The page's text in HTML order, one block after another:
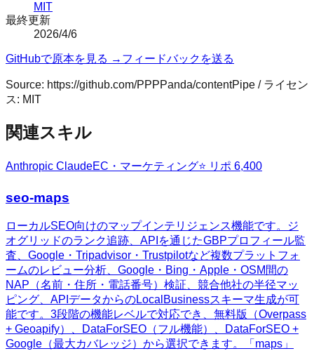
MIT
最終更新
2026/4/6
GitHubで原本を見る → フィードバックを送る
Source: https://github.com/PPPPanda/contentPipe / ライセン
ス: MIT
関連スキル
Anthropic ClaudeEC・マーケティング⭐ リポ 6,400
seo-maps
ローカルSEO向けのマップインテリジェンス機能です。ジ
オグリッドのランク追跡、APIを通じたGBPプロフィール監
査、Google・Tripadvisor・Trustpilotなど複数プラットフォ
ームのレビュー分析、Google・Bing・Apple・OSM間の
NAP（名前・住所・電話番号）検証、競合他社の半径マッ
ピング、APIデータからのLocalBusinessスキーマ生成が可
能です。3段階の機能レベルで対応でき、無料版（Overpass
+ Geoapify）、DataForSEO（フル機能）、DataForSEO +
Google（最大カバレッジ）から選択できます。「maps」